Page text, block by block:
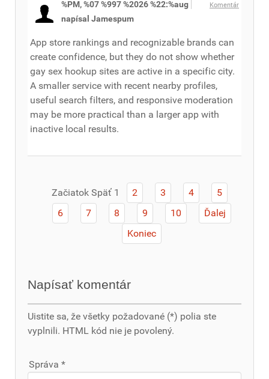
Komentár
%PM, %07 %997 %2026 %22:%aug
napísal Jamespum
App store rankings and recognizable brands can
create confidence, but they do not show whether
gay sex hookup sites are active in a specific city.
A smaller service with recent nearby profiles,
useful search filters, and responsive moderation
may be more practical than a larger app with
inactive local results.
Začiatok Späť 1 2 3 4
5
6
7 8 9 10
Ďalej
Koniec
Napísať komentár
Uistite sa, že všetky požadované (*) polia ste
vyplnili. HTML kód nie je povolený.
Správa *